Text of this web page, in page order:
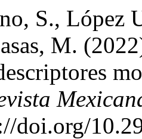
S., López
M.
doi.org/